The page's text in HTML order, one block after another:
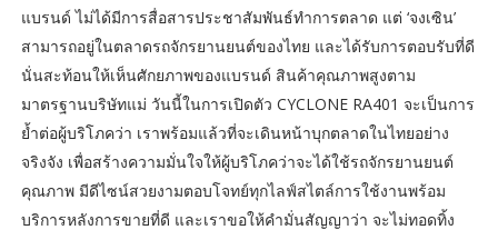
แบรนด์ ไม่ได้มีการสื่อสารประชาสัมพันธ์ทำการตลาด แต่ ‘จงเซิน’
สามารถอยู่ในตลาดรถจักรยานยนต์ของไทย และได้รับการตอบรับที่ดี
นั่นสะท้อนให้เห็นศักยภาพของแบรนด์ สินค้าคุณภาพสูงตาม
มาตรฐานบริษัทแม่ วันนี้ในการเปิดตัว CYCLONE RA401 จะเป็นการ
ย้ำต่อผู้บริโภคว่า เราพร้อมแล้วที่จะเดินหน้าบุกตลาดในไทยอย่าง
จริงจัง เพื่อสร้างความมั่นใจให้ผู้บริโภคว่าจะได้ใช้รถจักรยานยนต์
คุณภาพ มีดีไซน์สวยงามตอบโจทย์ทุกไลฟ์สไตล์การใช้งานพร้อม
บริการหลังการขายที่ดี และเราขอให้คำมั่นสัญญาว่า จะไม่ทอดทิ้ง